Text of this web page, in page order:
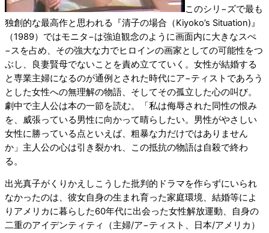
このシリ−ズで最も
独創的な最高作と思われる『清子の場合（Kiyoko’s Situation)』
（1989）ではモニタ−は強迫観念のように画面内に大きなスぺ
−スを占め、その強大な力でヒロインの画家としての可能性をつ
ぶし、良妻賢母でないことを責め立てていく。女性が結婚する
と専業主婦になるのが通例とされた時代にア−ティストであろう
とした女性への無理解の物語、そしてその孤立した心の叫び。
劇中で主人公は本の一節を読む。「私は侮辱された同性の恨み
を、威張っている男性に向かって晴らしたい。男性がやさしい
女性に勝っている点といえば、粗暴な力だけではありません
か」主人公の心は引き裂かれ、この抵抗の物語は自殺で終わ
る。
出光真子がくりかえしこうした批判的ドラマを作らずにいられ
なかったのは、彼女自身の生まれ育った家庭環境、結婚等によ
りアメリカに暮らした60年代に出会った女性解放運動、自身の
二重のアイデンティティ（主婦/ア−ティスト、日本/アメリカ）